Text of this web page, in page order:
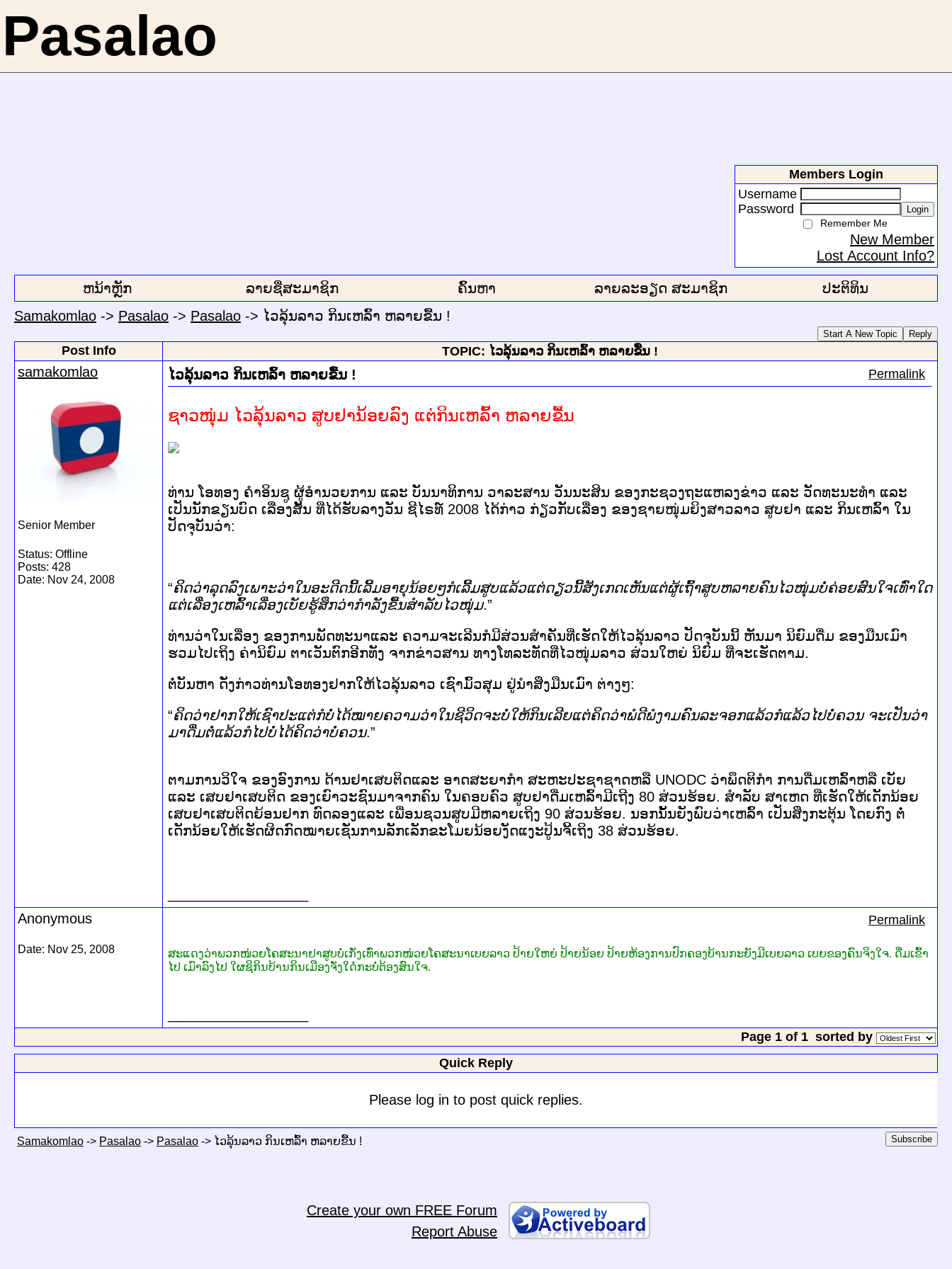
Pasalao
Members Login
Username
Password
Login
Remember Me
New Member
Lost Account Info?
ຫນ້າຫຼັກ ລາຍຊື່ສະມາຊິກ ຄົ້ນຫາ ລາຍລະອຽດ ສະມາຊິກ
ປະຕິທິນ
Samakomlao -> Pasalao -> Pasalao -> ໄວລຸ້ນລາວ ກິນເຫລົ້າ ຫລາຍຂື້ນ !
Start A New Topic Reply
Post Info TOPIC: ໄວລຸ້ນລາວ ກິນເຫລົ້າ ຫລາຍຂື້ນ !
samakomlao
Senior Member
Status: Offline
Posts: 428
Date: Nov 24, 2008
ໄວລຸ້ນລາວ ກິນເຫລົ້າ ຫລາຍຂື້ນ ! Permalink
ຊາວໜຸ່ມ ໄວລຸ້ນລາວ ສູບຢານ້ອຍລົງ ແຕ່ກິນເຫລົ້າ ຫລາຍຂື້ນ
ທ່ານ ໂອທອງ ຄຳອິນຊູ ຜູ້ອຳນວຍການ ແລະ ບັນນາທິການ ວາລະສານ ວັນນະສິນ ຂອງກະຊວງຖະແຫລງຂ່າວ ແລະ ວັດທະນະທຳ ແລະ
ເປັນນັກຂຽນບົດ ເລື່ອງສັ້ນ ທີ່ໄດ້ຮັບລາງວັນ ຊີໄຣທ໌ 2008 ໄດ້ກ່າວ ກ່ຽວກັບເລື່ອງ ຂອງຊາຍໜຸ່ມຍິງສາວລາວ ສູບຢາ ແລະ ກິນເຫລົ້າ ໃນ
ປັດຈຸບັນວ່າ:
“ຄິດວ່າລຸດລົງເພາະວ່າໃນອະດີດນີ້ເລີ້ມອາຍຸນ້ອຍໆກໍເລີ້ມສູບແລ້ວແຕ່ດຽວນີ້ສັງເກດເຫັນແຕ່ຜູ້ເຖົ້າສູບຫລາຍຄົນໄວໜຸ່ມບໍ່ຄ່ອຍສົນໃຈເທົ່າໃດ
ແຕ່ເລື່ອງເຫລົ້າເລື່ອງເບັຍຮູ້ສຶກວ່າກຳລັງຂື້ນສຳລັບໄວໜຸ່ມ.”
ທ່ານວ່າໃນເລື່ອງ ຂອງການພັດທະນາແລະ ຄວາມຈະເລີນກໍມີສ່ວນສຳຄັນທີ່ເຮັດໃຫ້ໄວລຸ້ນລາວ ປັດຈຸບັນນີ້ ຫັນມາ ນິຍົມດື່ມ ຂອງມືນເມົາ
ຮວມໄປເຖິງ ຄ່ານິຍົມ ຕາເວັນຕົກອີກທັງ ຈາກຂ່າວສານ ທາງໂທລະທັດທີ່ໄວໜຸ່ມລາວ ສ່ວນໃຫຍ່ ນິຍົມ ທີ່ຈະເຮັດຕາມ.
ຕໍ່ບັນຫາ ດັ່ງກ່າວທ່ານໂອທອງຢາກໃຫ້ໄວລຸ້ນລາວ ເຊົາມົ້ວສຸມ ຢູ່ນຳສິ່ງມືນເມົາ ຕ່າງໆ:
“ຄິດວ່າຢາກໃຫ້ເຊົາປະແຕ່ກໍບໍ່ໄດ້ໝາຍຄວາມວ່າໃນຊີວິດຈະບໍ່ໃຫ້ກິນເລີຍແຕ່ຄິດວ່າພໍດີພໍງາມຄົນລະຈອກແລ້ວກໍແລ້ວໄປບໍ່ຄວນ​ ຈະເປັນວ່າ
ມາດື່ມຕໍ່ແລ້ວກໍໄປບໍ່ໄດ້ຄິດວ່າບໍ່ຄວນ.”
ຕາມການວິໃຈ ຂອງອົງການ ດ້ານຢາເສບຕິດແລະ ອາດສະຍາກຳ ສະຫະປະຊາຊາດຫລື UNODC ວ່າພຶດຕິກຳ ການດື່ມເຫລົ້າຫລື ເບັຍ
ແລະ ເສບຢາເສບຕິດ ຂອງເຍົາວະຊົນມາຈາກຄົນ ໃນຄອບຄົວ ສູບຢາດື່ມເຫລົ້າມີເຖີງ 80 ສ່ວນຮ້ອຍ. ສຳລັບ ສາເຫດ ທີ່ເຮັດໃຫ້ເດັກນ້ອຍ
ເສບຢາເສບຕິດຍ້ອນຢາກ ທົດລອງແລະ ເພື່ອນຊວນສູບມີຫລາຍເຖິງ 90 ສ່ວນຮ້ອຍ. ນອກນັ້ນຍັງພົບວ່າເຫລົ້າ ເປັນສິ່ງກະຕຸ້ນ ໂດຍກົງ ຕໍ່
ເດັກນ້ອຍໃຫ້ເຮັດຜິດກົດໝາຍເຊັ່ນການລັກເລັກຂະໂມຍນ້ອຍງັດແງະປູ້ນຈີ້ເຖິງ 38 ສ່ວນຮ້ອຍ.
Anonymous
Date: Nov 25, 2008
Permalink
ສະແດງວ່າພວກໜ່ວຍໂຄສະນາຢາສູບບໍ່ເກັ່ງເທົ່າພວກໜ່ວຍໂຄສະນາເບຍລາວ ປ້າຍໃຫຍ່ ປ້າຍນ້ອຍ ປ້າຍຫ້ອງການປົກຄອງບ້ານກະຍັງມີເບຍລາວ ເບຍຂອງຄົນຈິງໃຈ. ດື່ມເຂົ້າ
ໄປ ເມົາລົງໄປ ໃຜຊິກິນບ້ານກິນເມືອງຈັ່ງໃດ໋ກະບໍ່ຕ້ອງສົນໃຈ.
Page 1 of 1 sorted by
Quick Reply
Please log in to post quick replies.
Samakomlao -> Pasalao -> Pasalao -> ໄວລຸ້ນລາວ ກິນເຫລົ້າ ຫລາຍຂື້ນ ! Subscribe
Create your own FREE Forum
Report Abuse